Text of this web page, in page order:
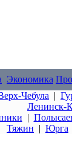
Экономика
Чебула |
Ленинск-
|
Тяжин | Юрга